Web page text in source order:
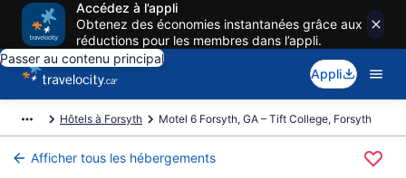
Accédez à l’appli
Obtenez des économies instantanées grâce aux
réductions pour les membres dans l’appli.
Passer au contenu principal
Appli
Hôtels à Forsyth Motel 6 Forsyth, GA – Tift College, Forsyth
Afficher tous les hébergements